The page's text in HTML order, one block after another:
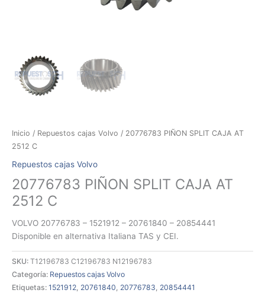
Inicio / Repuestos cajas Volvo / 20776783 PIÑON SPLIT CAJA AT
2512 C
Repuestos cajas Volvo
20776783 PIÑON SPLIT CAJA AT
2512 C
VOLVO 20776783 – 1521912 – 20761840 – 20854441
Disponible en alternativa Italiana TAS y CEI.
SKU: T12196783 C12196783 N12196783
Categoría: Repuestos cajas Volvo
Etiquetas: 1521912, 20761840, 20776783, 20854441